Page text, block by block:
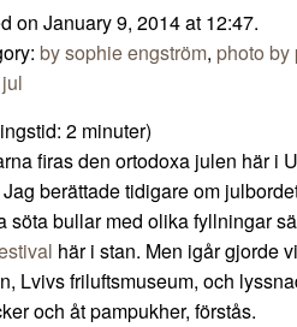
on January 9, 2014 at 12:47.
by sophie engström, photo by
jul
2 minuter)
firas den ortodoxa julen här i
berättade tidigare om
söta bullar med olika fyllningar
här i stan. Men igår gjorde
Lvivs friluftsmuseum, och
och åt pampukher, förstås.